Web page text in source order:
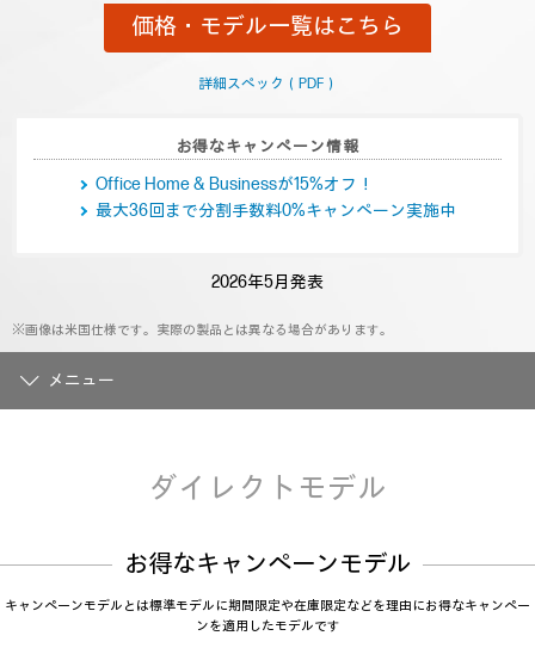
価格・モデル一覧はこちら
詳細スペック（PDF）
お得なキャンペーン情報
Office Home & Businessが15%オフ！
最大36回まで分割手数料0%キャンペーン実施中
2026年5月発表
※画像は米国仕様です。実際の製品とは異なる場合があります。
メニュー
ダイレクトモデル
お得なキャンペーンモデル
キャンペーンモデルとは標準モデルに期間限定や在庫限定などを理由にお得なキャンペー
ンを適用したモデルです